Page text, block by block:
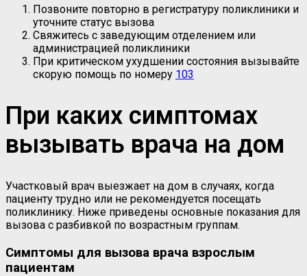
Позвоните повторно в регистратуру поликлиники и
уточните статус вызова
Свяжитесь с заведующим отделением или
администрацией поликлиники
При критическом ухудшении состояния вызывайте
скорую помощь по номеру 103
При каких симптомах
вызывать врача на дом
Участковый врач выезжает на дом в случаях, когда
пациенту трудно или не рекомендуется посещать
поликлинику. Ниже приведены основные показания для
вызова с разбивкой по возрастным группам.
Симптомы для вызова врача взрослым
пациентам